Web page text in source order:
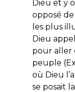
Dieu et y
opposé de
les plus
Dieu
pour aller
peuple
où Dieu
se posait